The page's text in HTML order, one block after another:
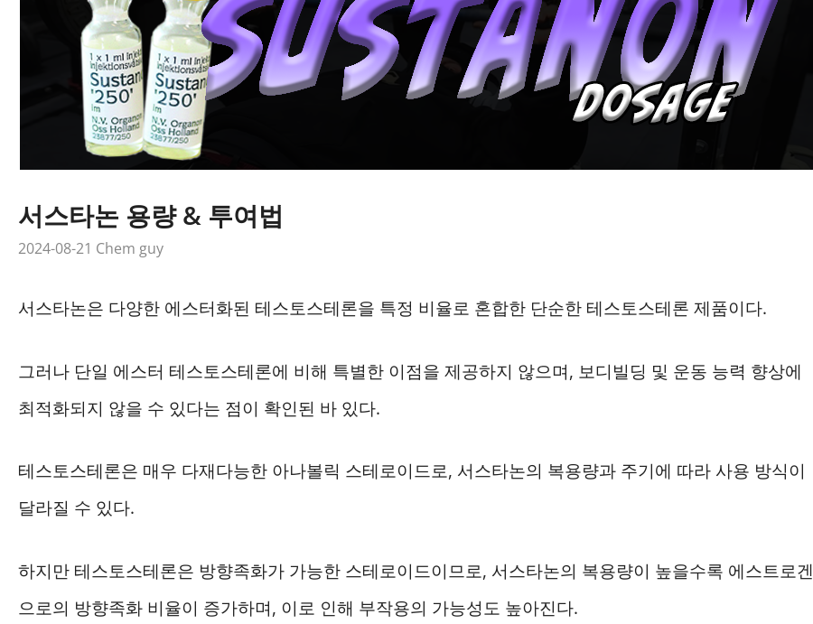
서스타논 용량 & 투여법
2024-08-21 Chem guy
서스타논은 다양한 에스터화된 테스토스테론을 특정 비율로 혼합한 단순한 테스토스테론 제품이다.
그러나 단일 에스터 테스토스테론에 비해 특별한 이점을 제공하지 않으며, 보디빌딩 및 운동 능력 향상에
최적화되지 않을 수 있다는 점이 확인된 바 있다.
테스토스테론은 매우 다재다능한 아나볼릭 스테로이드로, 서스타논의 복용량과 주기에 따라 사용 방식이
달라질 수 있다.
하지만 테스토스테론은 방향족화가 가능한 스테로이드이므로, 서스타논의 복용량이 높을수록 에스트로겐
으로의 방향족화 비율이 증가하며, 이로 인해 부작용의 가능성도 높아진다.